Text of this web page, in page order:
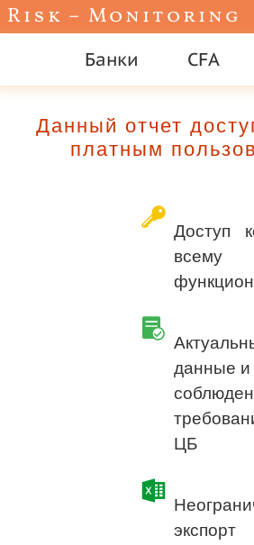
Risk – Monitoring
Банки CFA
Данный отчет
платным
Доступ
всему
данные и
ЦБ
экспорт